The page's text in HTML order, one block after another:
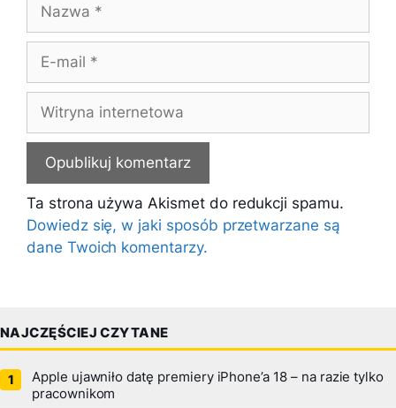
mail
internetowa
Ta strona używa Akismet do redukcji spamu.
Dowiedz się, w jaki sposób przetwarzane są
dane Twoich komentarzy.
NAJCZĘŚCIEJ CZYTANE
Apple ujawniło datę premiery iPhone’a 18 – na razie tylko
pracownikom